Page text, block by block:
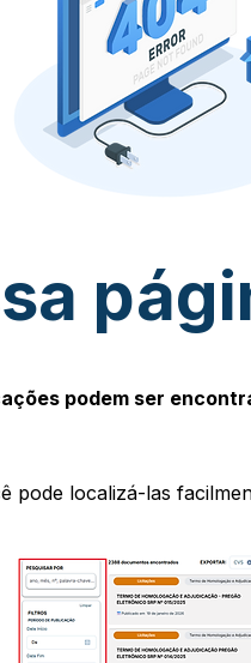
podem ser
pode localizá-las